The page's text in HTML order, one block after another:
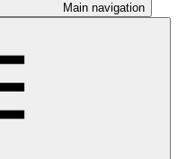
Main navigation